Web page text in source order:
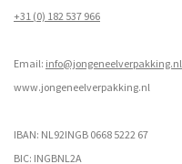
+31 (0) 182 537 966
Email: info@jongeneelverpakking.nl
www.jongeneelverpakking.nl
IBAN: NL92INGB 0668 5222 67
BIC: INGBNL2A